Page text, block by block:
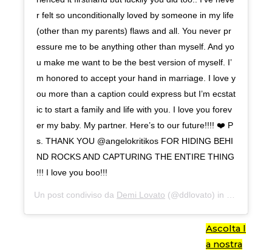
r felt so unconditionally loved by someone in my life
(other than my parents) flaws and all. You never pr
essure me to be anything other than myself. And yo
u make me want to be the best version of myself. I’
m honored to accept your hand in marriage. I love y
ou more than a caption could express but I’m ecstat
ic to start a family and life with you. I love you forev
er my baby. My partner. Here’s to our future!!!! ❤️ P
s. THANK YOU @angelokritikos FOR HIDING BEHI
ND ROCKS AND CAPTURING THE ENTIRE THING
!!! I love you boo!!!
Un post condiviso da Demi Lovato (@ddlovato) in data:
Ascolta l
a nostra